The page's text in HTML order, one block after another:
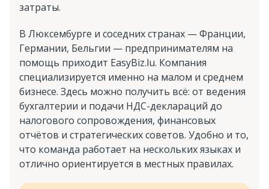
затраты.
В Люксембурге и соседних странах — Франции,
Германии, Бельгии — предпринимателям на
помощь приходит EasyBiz.lu. Компания
специализируется именно на малом и среднем
бизнесе. Здесь можно получить всё: от ведения
бухгалтерии и подачи НДС-деклараций до
налогового сопровождения, финансовых
отчётов и стратегических советов. Удобно и то,
что команда работает на нескольких языках и
отлично ориентируется в местных правилах.